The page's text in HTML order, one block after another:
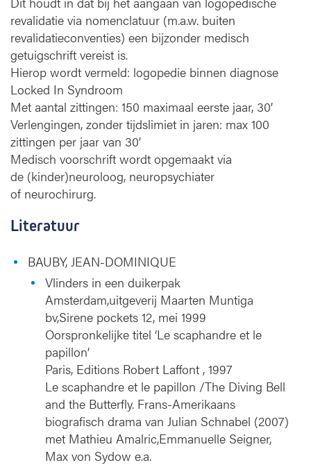
revalidatie via nomenclatuur (m.a.w. buiten
revalidatieconventies) een bijzonder medisch
getuigschrift vereist is.
Hierop wordt vermeld: logopedie binnen diagnose
Locked In Syndroom
Met aantal zittingen: 150 maximaal eerste jaar, 30’
Verlengingen, zonder tijdslimiet in jaren: max 100
zittingen per jaar van 30’
Medisch voorschrift wordt opgemaakt via
de (kinder)neuroloog, neuropsychiater
of neurochirurg.
Literatuur
BAUBY, JEAN-DOMINIQUE
Vlinders in een duikerpak
Amsterdam,uitgeverij Maarten Muntiga
bv,Sirene pockets 12, mei 1999
Oorspronkelijke titel ‘Le scaphandre et le
papillon’
Paris, Editions Robert Laffont , 1997
Le scaphandre et le papillon /The Diving Bell
and the Butterfly. Frans-Amerikaans
biografisch drama van Julian Schnabel (2007)
met Mathieu Amalric,Emmanuelle Seigner,
Max von Sydow e.a.